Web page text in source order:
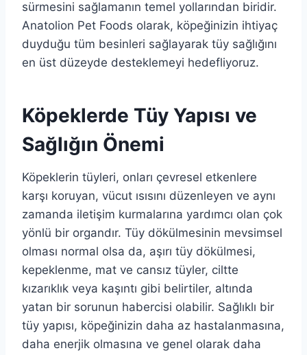
sürmesini sağlamanın temel yollarından biridir.
Anatolion Pet Foods olarak, köpeğinizin ihtiyaç
duyduğu tüm besinleri sağlayarak tüy sağlığını
en üst düzeyde desteklemeyi hedefliyoruz.
Köpeklerde Tüy Yapısı ve
Sağlığın Önemi
Köpeklerin tüyleri, onları çevresel etkenlere
karşı koruyan, vücut ısısını düzenleyen ve aynı
zamanda iletişim kurmalarına yardımcı olan çok
yönlü bir organdır. Tüy dökülmesinin mevsimsel
olması normal olsa da, aşırı tüy dökülmesi,
kepeklenme, mat ve cansız tüyler, ciltte
kızarıklık veya kaşıntı gibi belirtiler, altında
yatan bir sorunun habercisi olabilir. Sağlıklı bir
tüy yapısı, köpeğinizin daha az hastalanmasına,
daha enerjik olmasına ve genel olarak daha